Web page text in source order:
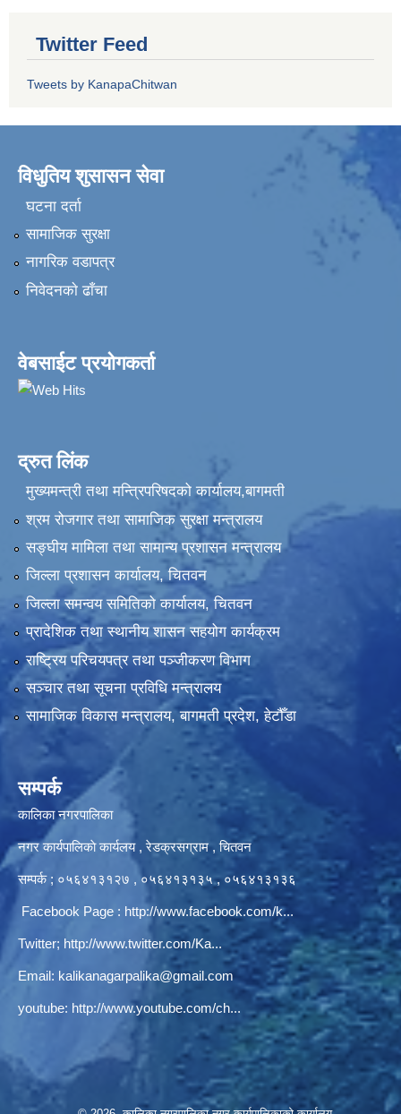
Twitter Feed
Tweets by KanapaChitwan
विधुतिय शुसासन सेवा
घटना दर्ता
सामाजिक सुरक्षा
नागरिक वडापत्र
निवेदनकाे ढाँचा
वेबसाईट प्रयोगकर्ता
द्रुत लिंक
मुख्यमन्त्री तथा मन्त्रिपरिषदको कार्यालय,बागमती
श्रम रोजगार तथा सामाजिक सुरक्षा मन्त्रालय
सङ्‍घीय मामिला तथा सामान्य प्रशासन मन्त्रालय
जिल्ला प्रशासन कार्यालय, चितवन
जिल्ला समन्वय समितिको कार्यालय, चितवन
प्रादेशिक तथा स्थानीय शासन सहयोग कार्यक्रम
राष्ट्रिय परिचयपत्र तथा पञ्‍जीकरण विभाग
सञ्‍चार तथा सूचना प्रविधि मन्त्रालय
सामाजिक विकास मन्त्रालय, बागमती प्रदेश, हेटौँडा
सम्पर्क
कालिका नगरपालिका
नगर कार्यपालिकाे कार्यलय‍ , रेडक्रसग्राम , चितवन
सम्पर्क ; ०५६४१३१२७ , ०५६४१३१३५ , ०५६४१३१३६
Facebook Page : http://www.facebook.com/k...
Twitter; http://www.twitter.com/Ka...
Email: kalikanagarpalika@gmail.com
youtube: http://www.youtube.com/ch...